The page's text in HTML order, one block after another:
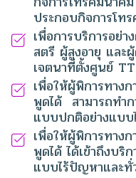
ประกอบกิจการโท
เพื่อการบริการอย่
สตรี ผู้สูงอายุ และ
เจตนาที่ตั้งศูนย์
เพื่อให้ผู้พิการทาง
พูดได้ สามารถทำ
แบบปกติอย่างแบบ
เพื่อให้ผู้พิการทาง
พูดได้ ได้เข้าถึงบริ
แบบไร้ปัญหาและทั่